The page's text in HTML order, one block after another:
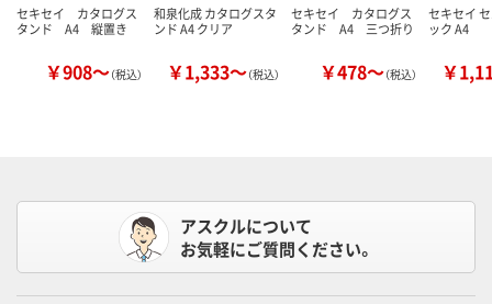
セキセイ カタログス
タンド A4 縦置き
￥908～（税込）
和泉化成 カタログスタ
ンド A4 クリア
￥1,333～（税込）
セキセイ カタログス
タンド A4 三つ折り
￥478～（税込）
セキセイ
ック A4
￥
アスクルについて
お気軽にご質問ください。